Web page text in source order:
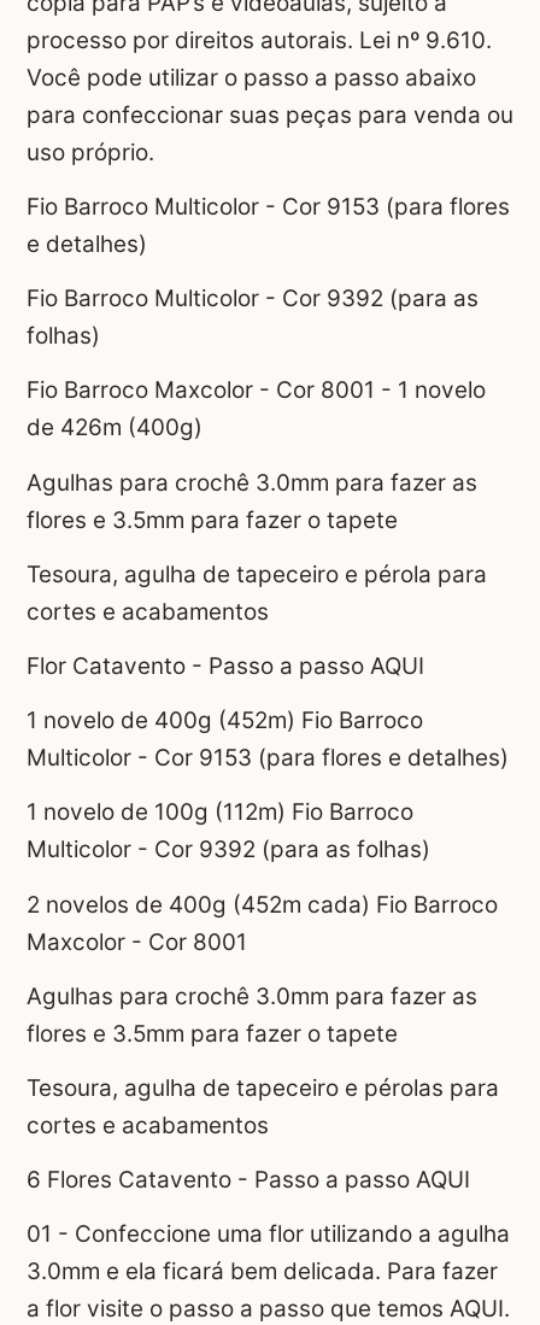
processo por direitos autorais. Lei nº 9.610.
Você pode utilizar o passo a passo abaixo
para confeccionar suas peças para venda ou
uso próprio.
Fio Barroco Multicolor - Cor 9153 (para flores
e detalhes)
Fio Barroco Multicolor - Cor 9392 (para as
folhas)
Fio Barroco Maxcolor - Cor 8001 - 1 novelo
de 426m (400g)
Agulhas para crochê 3.0mm para fazer as
flores e 3.5mm para fazer o tapete
Tesoura, agulha de tapeceiro e pérola para
cortes e acabamentos
Flor Catavento - Passo a passo AQUI
1 novelo de 400g (452m) Fio Barroco
Multicolor - Cor 9153 (para flores e detalhes)
1 novelo de 100g (112m) Fio Barroco
Multicolor - Cor 9392 (para as folhas)
2 novelos de 400g (452m cada) Fio Barroco
Maxcolor - Cor 8001
Agulhas para crochê 3.0mm para fazer as
flores e 3.5mm para fazer o tapete
Tesoura, agulha de tapeceiro e pérolas para
cortes e acabamentos
6 Flores Catavento - Passo a passo AQUI
01 - Confeccione uma flor utilizando a agulha
3.0mm e ela ficará bem delicada. Para fazer
a flor visite o passo a passo que temos AQUI.